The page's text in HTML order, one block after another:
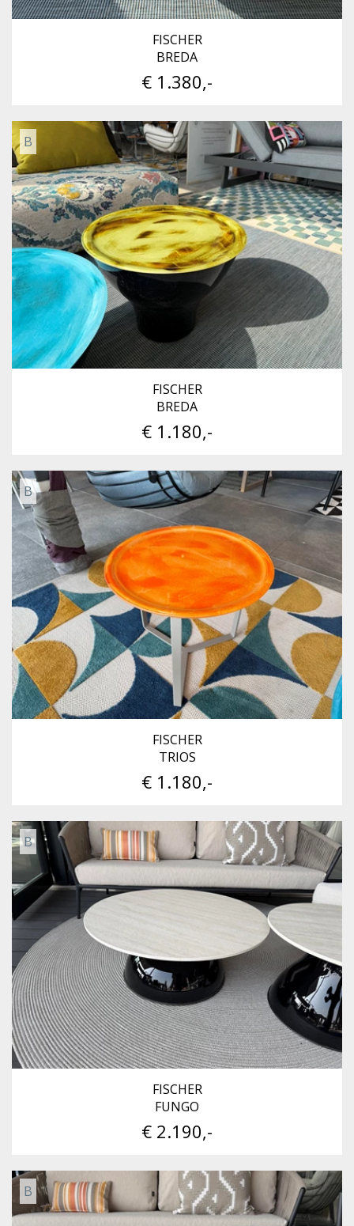
FISCHER
BREDA
€ 1.380,-
B
FISCHER
BREDA
€ 1.180,-
B
FISCHER
TRIOS
€ 1.180,-
B
FISCHER
FUNGO
€ 2.190,-
B